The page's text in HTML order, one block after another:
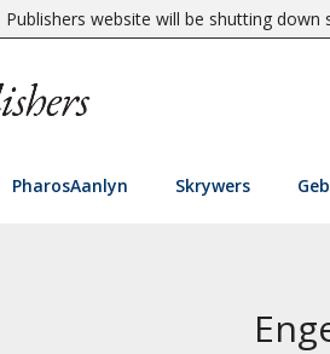
website will be shutting
PharosAanlyn Skrywers